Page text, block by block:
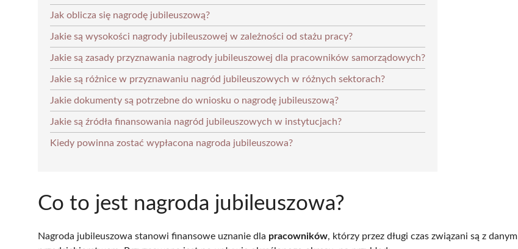
Jak oblicza się nagrodę jubileuszową?
Jakie są wysokości nagrody jubileuszowej w zależności od stażu pracy?
Jakie są zasady przyznawania nagrody jubileuszowej dla pracowników samorządowych?
Jakie są różnice w przyznawaniu nagród jubileuszowych w różnych sektorach?
Jakie dokumenty są potrzebne do wniosku o nagrodę jubileuszową?
Jakie są źródła finansowania nagród jubileuszowych w instytucjach?
Kiedy powinna zostać wypłacona nagroda jubileuszowa?
Co to jest nagroda jubileuszowa?
Nagroda jubileuszowa stanowi finansowe uznanie dla pracowników, którzy przez długi czas związani są z danym